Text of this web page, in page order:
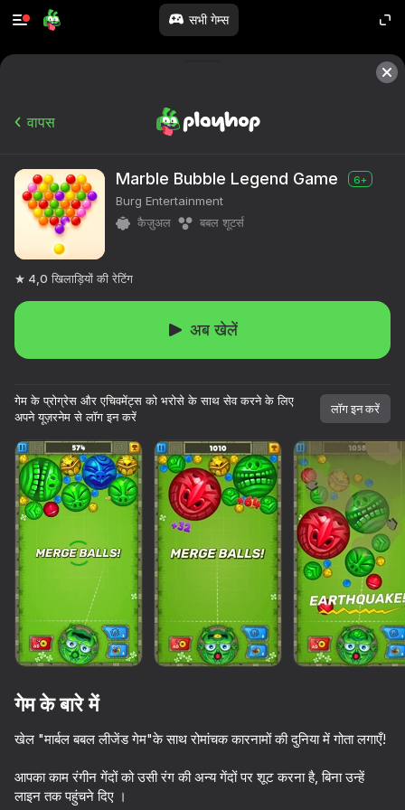
सभी गेम्स
लोड हो रहा है
वापस
Marble Bubble Legend Game 6+
Burg Entertainment
कैज़ुअल
बबल शूटर्स
4,0 खिलाड़ियों की रेटिंग
अब खेलें
गेम के प्रोग्रेस और एचिवमेंट्स को भरोसे के साथ सेव करने के लिए
अपने यूज़रनेम से लॉग इन करें
लॉग इन करें
गेम के बारे में
खेल "मार्बल बबल लीजेंड गेम"के साथ रोमांचक कारनामों की दुनिया में गोता लगाएँ!
आपका काम रंगीन गेंदों को उसी रंग की अन्य गेंदों पर शूट करना है, बिना उन्हें
लाइन तक पहुंचने दिए ।